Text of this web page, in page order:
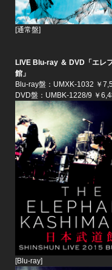
[通常盤]
LIVE Blu-ray ＆ DVD「エレ
館」
Blu-ray盤：UMXK-1032 ￥
DVD盤：UMBK-1228/9 ￥
[Blu-ray]